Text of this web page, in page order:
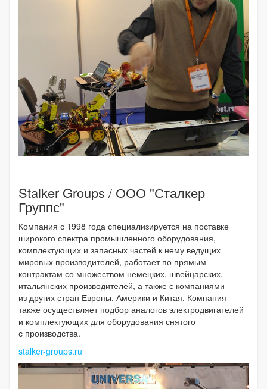
Stalker Groups / ООО "Сталкер
Группс"
Компания с 1998 года специализируется на поставке
широкого спектра промышленного оборудования,
комплектующих и запасных частей к нему ведущих
мировых производителей, работает по прямым
контрактам со множеством немецких, швейцарских,
итальянских производителей, а также с компаниями
из других стран Европы, Америки и Китая. Компания
также осуществляет подбор аналогов электродвигателей
и комплектующих для оборудования снятого
с производства.
stalker-groups.ru